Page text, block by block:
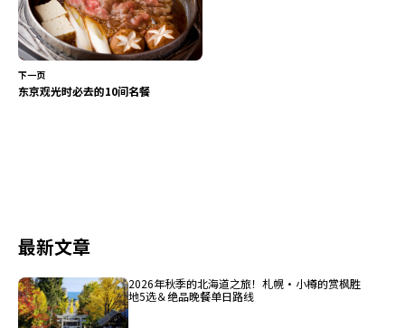
下一页
东京观光时必去的10间名餐
最新文章
2026年秋季的北海道之旅！札幌・小樽的赏枫胜
地5选＆绝品晚餐单日路线